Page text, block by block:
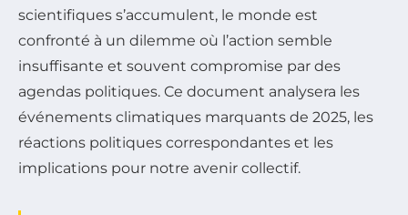
scientifiques s’accumulent, le monde est
confronté à un dilemme où l’action semble
insuffisante et souvent compromise par des
agendas politiques. Ce document analysera les
événements climatiques marquants de 2025, les
réactions politiques correspondantes et les
implications pour notre avenir collectif.